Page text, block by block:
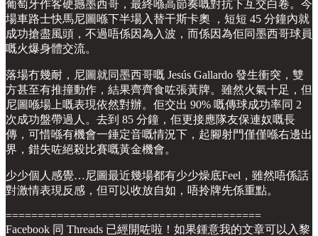
葡萄牙作客硬撼墨西哥，最終喺高節奏嘅對抗下互交白卷。今
場車路士快馬尼圖喺下半場入替干斯卡奧 ，短短 45 分鐘內就
成功搶盡風頭，不過唔係因為入波，而係因為佢同墨西哥球員
嘅火爆身體交流。
落場冇幾耐，尼圖就同墨西哥嘅 Jesús Gallardo 發生衝突，雙
方甚至有推撞動作，結果齊齊食咗張黃牌。雖然火氣十足，但
尼圖喺場上嘅表現依然對辦。佢交出 90% 嘅傳球成功率同 2
次成功盤帶過人。去到 85 分鐘，佢更接應隊友保連奴嘅長
傳，可惜喺有機會一錘定音嘅情況下，起腳射門僅僅喺右邊出
界，錯失咗絕殺比賽嘅黃金機會。
少少個人感覺…尼圖最近幾場都有少少燥底Feel，雖然唔係話
對激情表現反感，但可以收放自如，唔拎牌先係重點。
========================================
Facebook 同 Threads 已經開咗啦！如果鍾意我的文章可以入黎